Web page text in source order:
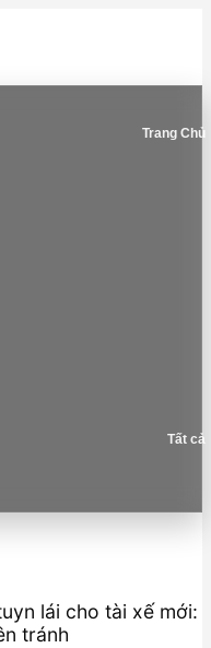
Trang Chủ
Tất cả
lái cho tài xế mới:
tránh